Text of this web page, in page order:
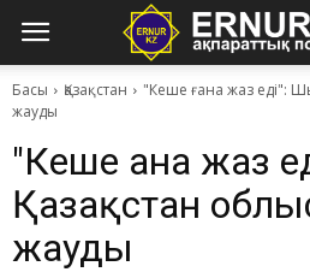
Басы Қазақстан
"Кеше ғана жаз еді":
жауды
"Кеше ғана жаз
Қазақстан
жауды